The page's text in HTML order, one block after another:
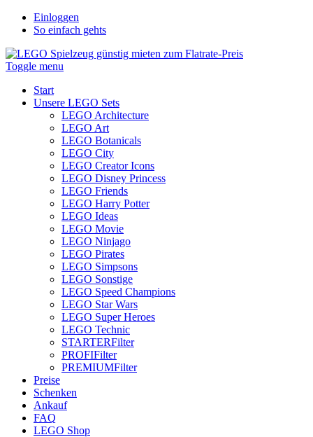
Einloggen
So einfach gehts
Toggle menu
Start
Unsere LEGO Sets
LEGO Architecture
LEGO Art
LEGO Botanicals
LEGO City
LEGO Creator Icons
LEGO Disney Princess
LEGO Friends
LEGO Harry Potter
LEGO Ideas
LEGO Movie
LEGO Ninjago
LEGO Pirates
LEGO Simpsons
LEGO Sonstige
LEGO Speed Champions
LEGO Star Wars
LEGO Super Heroes
LEGO Technic
STARTERFilter
PROFIFilter
PREMIUMFilter
Preise
Schenken
Ankauf
FAQ
LEGO Shop